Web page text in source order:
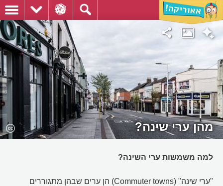
מהן ערי שינה?
למה משמשות ערי השינה?
"ערי שינה" (Commuter towns) הן ערים שבהן מתגוררים